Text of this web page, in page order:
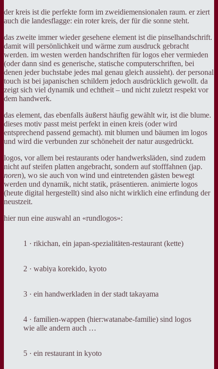
der kreis ist die perfekte form im zweidiemensionalen raum. er ziert
auch die landesflagge: ein roter kreis, der für die sonne steht.
das zweite immer wieder gesehene element ist die pinselhandschrift.
damit will persönlichkeit und wärme zum ausdruck gebracht
werden. im westen werden handschriften für logos eher vermieden
(oder dann sind es generische, statische computerschriften, bei
denen jeder buchstabe jedes mal genau gleich aussieht). der personal
touch ist bei japanischen schildern jedoch ausdrücklich gewollt. da
zeigt sich viel dynamik und echtheit – und nicht zuletzt respekt vor
dem handwerk.
das element, das ebenfalls äußerst häufig gewählt wir, ist die blume.
dieses motiv passt meist perfekt in einen kreis (oder wird
entsprechend passend gemacht). mit blumen und bäumen im logos
und wird die verbunden zur schöneheit der natur ausgedrückt.
logos, vor allem bei restaurants oder handwerksläden, sind zudem
nicht auf steifen platten angebracht, sondern auf stofffahnen (jap.
noren), wo sie auch von wind und eintretenden gästen bewegt
werden und dynamik, nicht statik, präsentieren. animierte logos
(heute digital hergestellt) sind also nicht wirklich eine erfindung der
neustzeit.
hier nun eine auswahl an «rundlogos»:
1 · rikichan, ein japan-spezialitäten-restaurant (kette)
2 · wabiya korekido, kyoto
3 · ein handwerkladen in der stadt takayama
4 · familien-wappen (hier:watanabe-familie) sind logos
wie alle andern auch …
5 · ein restaurant in kyoto